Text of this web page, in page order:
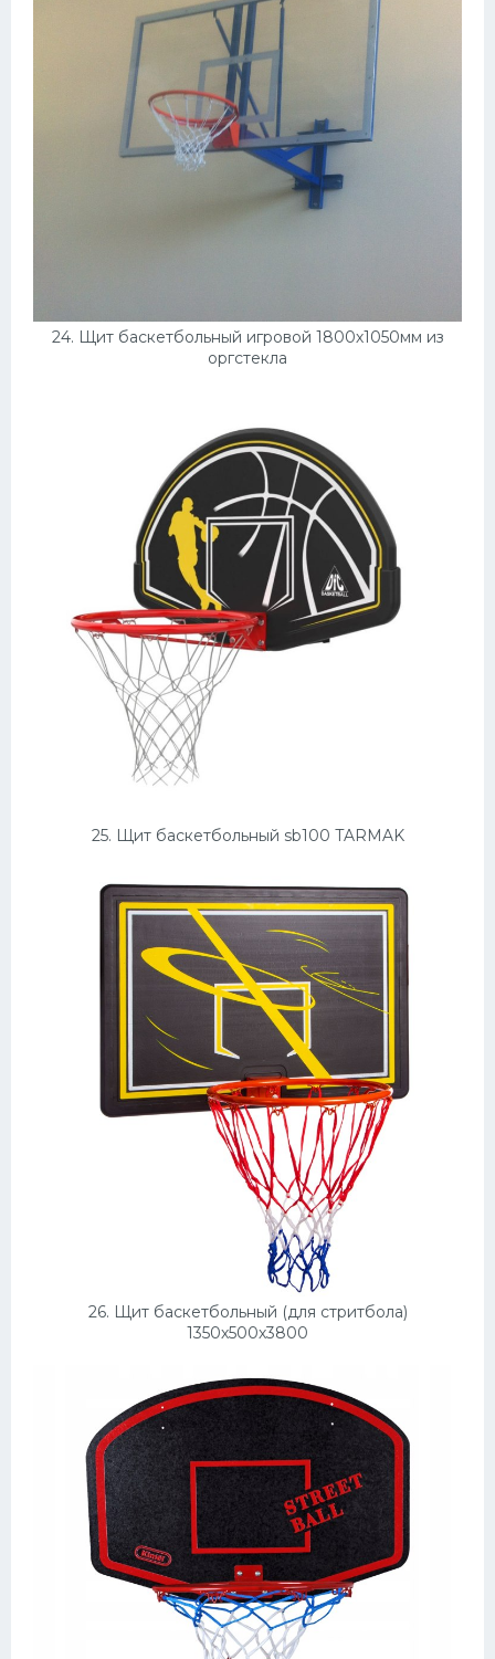
24. Щит баскетбольный игровой 1800х1050мм из
оргстекла
25. Щит баскетбольный sb100 TARMAK
26. Щит баскетбольный (для стритбола)
1350х500х3800